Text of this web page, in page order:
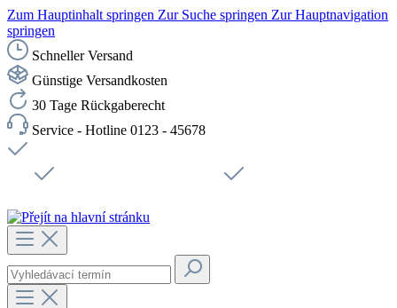
Zum Hauptinhalt springen Zur Suche springen Zur Hauptnavigation
springen
Schneller Versand
Günstige Versandkosten
30 Tage Rückgaberecht
Service - Hotline 0123 - 45678